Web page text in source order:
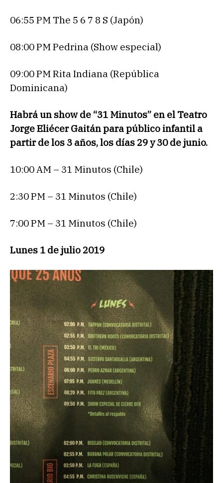
06:55 PM The 5 6 7 8 S (Japón)
08:00 PM Pedrina (Show especial)
09:00 PM Rita Indiana (República
Dominicana)
Habrá un show de “31 Minutos” en el Teatro
Jorge Eliécer Gaitán para público infantil a
partir de los 3 años, los días 29 y 30 de junio.
10:00 AM – 31 Minutos (Chile)
2:30 PM – 31 Minutos (Chile)
7:00 PM – 31 Minutos (Chile)
Lunes 1 de julio 2019